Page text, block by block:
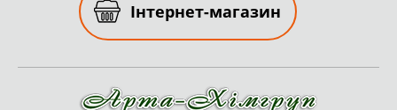
Інтернет-магазин